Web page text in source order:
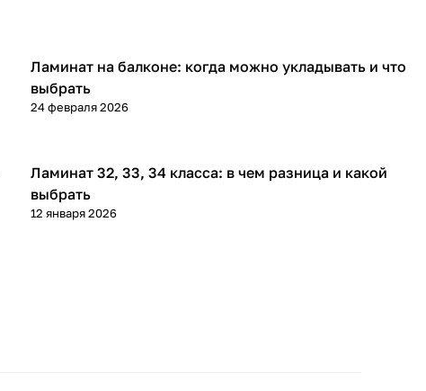
Напольные покрытия
Ламинат на балконе: когда можно укладывать и что
выбрать
24 февраля 2026
Напольные покрытия
Ламинат 32, 33, 34 класса: в чем разница и какой
выбрать
12 января 2026